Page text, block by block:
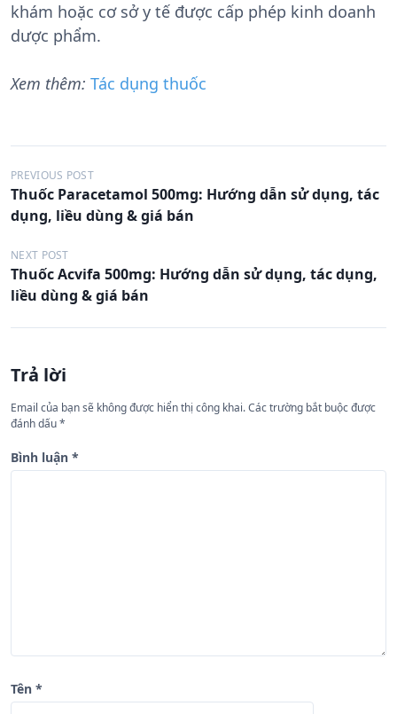
khám hoặc cơ sở y tế được cấp phép kinh doanh
dược phẩm.
Xem thêm: Tác dụng thuốc
Đ
i
u
h
n
b
à
i
PREVIOUS POST
Thuốc Paracetamol 500mg: Hướng dẫn sử dụng, tác
dụng, liều dùng & giá bán
NEXT POST
Thuốc Acvifa 500mg: Hướng dẫn sử dụng, tác dụng,
liều dùng & giá bán
Trả lời
Email của bạn sẽ không được hiển thị công khai.Các trường bắt buộc được
đánh dấu*
Bình luận *
Tên *